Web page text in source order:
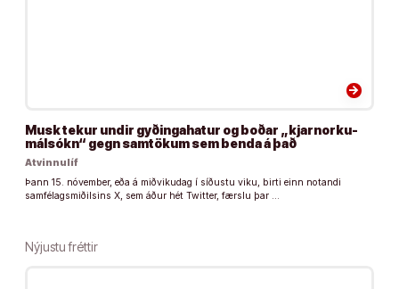
arrow_forward
Musk tekur undir gyðingahatur og boðar „kjarnorku-
málsókn“ gegn samtökum sem benda á það
Atvinnulíf
Þann 15. nóvember, eða á miðvikudag í síðustu viku, birti einn notandi
samfélagsmiðilsins X, sem áður hét Twitter, færslu þar …
Nýjustu fréttir